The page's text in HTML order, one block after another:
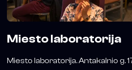
Miesto laboratorija
Miesto laboratorija. Antakalnio g.